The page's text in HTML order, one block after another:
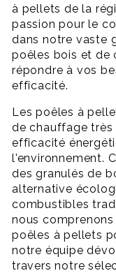
à pellets de la
passion pour le
dans notre vaste
poêles bois et de
répondre à vos
efficacité.
Les poêles à
de chauffage très
efficacité
l'environnement.
des granulés de
alternative
combustibles
nous
poêles à pellets
notre équipe
travers notre